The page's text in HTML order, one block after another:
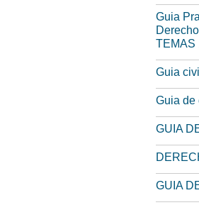
Guia
TEMAS
Guia civil
Guia de
GUIA
GUIA